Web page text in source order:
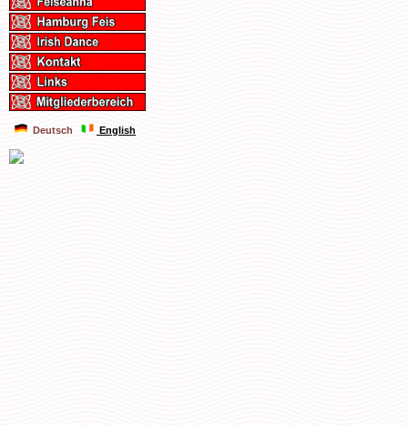
Deutsch English